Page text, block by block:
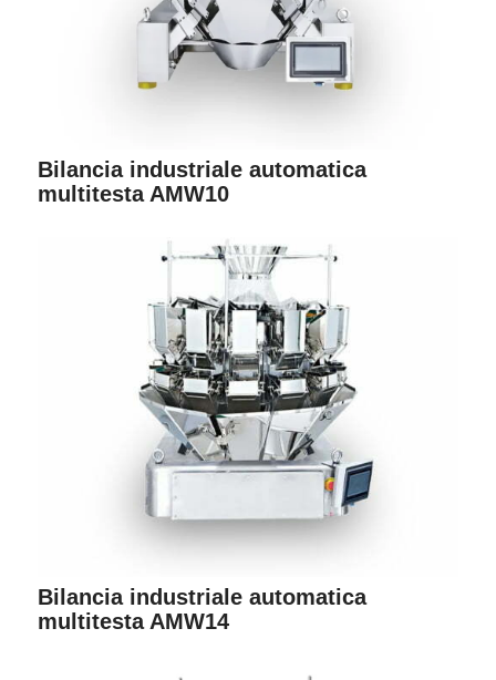
Bilancia industriale automatica
multitesta AMW10
Bilancia industriale automatica
multitesta AMW14